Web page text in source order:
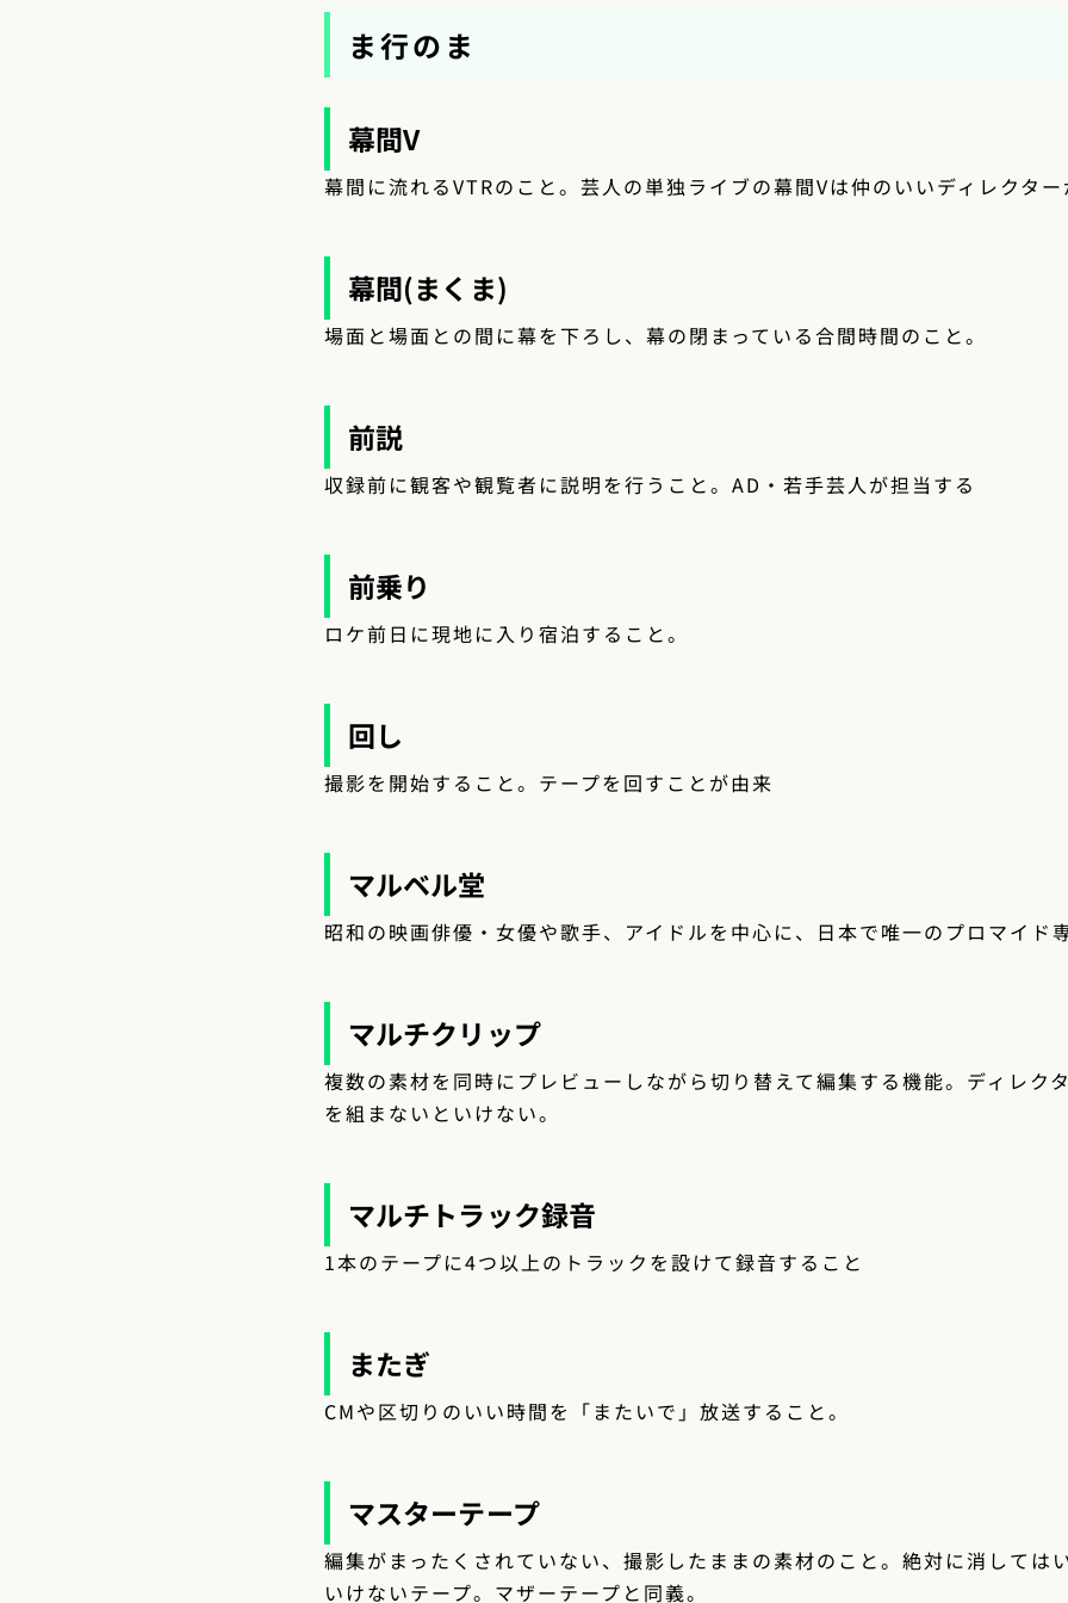
ま行のま
幕間V
幕間に流れるVTRのこと。芸人の単独ライブの幕間Vは仲のいいディレクタ
幕間(まくま)
場面と場面との間に幕を下ろし、幕の閉まっている合間時間のこと。
前説
収録前に観客や観覧者に説明を行うこと。AD・若手芸人が担当する
前乗り
ロケ前日に現地に入り宿泊すること。
回し
撮影を開始すること。テープを回すことが由来
マルベル堂
昭和の映画俳優・女優や歌手、アイドルを中心に、日本で唯一のプロマイド
マルチクリップ
複数の素材を同時にプレビューしながら切り替えて編集する機能。ディレク
を組まないといけない。
マルチトラック録音
1本のテープに4つ以上のトラックを設けて録音すること
またぎ
CMや区切りのいい時間を「またいで」放送すること。
マスターテープ
編集がまったくされていない、撮影したままの素材のこと。絶対に消しては
いけないテープ。マザーテープと同義。